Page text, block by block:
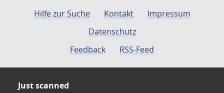
Hilfe zur Suche Kontakt
Impressum
Datenschutz
Feedback
RSS-Feed
Just scanned